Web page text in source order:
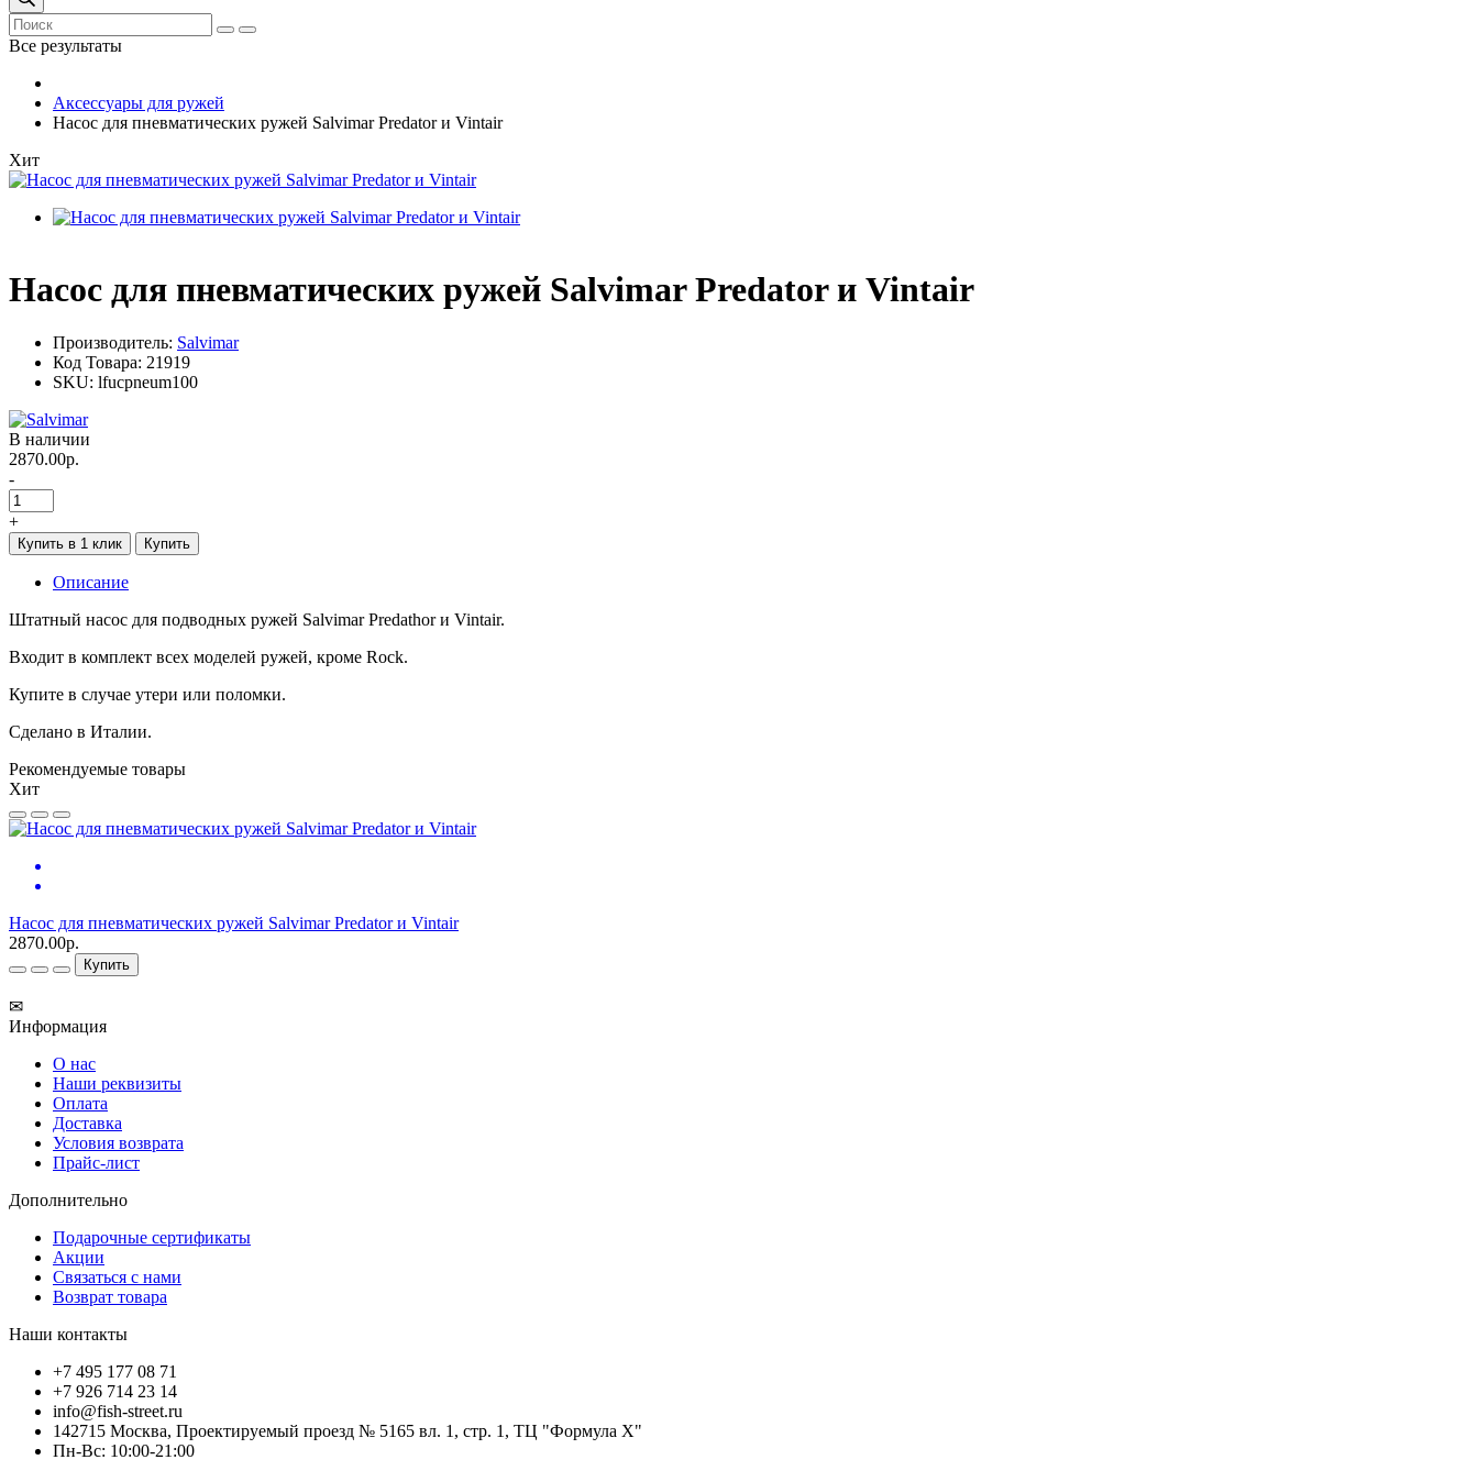
Все результаты
Аксессуары для ружей
Насос для пневматических ружей Salvimar Predator и Vintair
Хит
Насос для пневматических ружей Salvimar Predator и Vintair
Производитель: Salvimar
Код Товара: 21919
SKU: lfucpneum100
В наличии
2870.00р.
-
+
Купить в 1 клик Купить
Описание
Штатный насос для подводных ружей Salvimar Predathor и Vintair.
Входит в комплект всех моделей ружей, кроме Rock.
Купите в случае утери или поломки.
Сделано в Италии.
Рекомендуемые товары
Хит
Насос для пневматических ружей Salvimar Predator и Vintair
2870.00р.
Купить
✉
Информация
О нас
Наши реквизиты
Оплата
Доставка
Условия возврата
Прайс-лист
Дополнительно
Подарочные сертификаты
Акции
Связаться с нами
Возврат товара
Наши контакты
+7 495 177 08 71
+7 926 714 23 14
info@fish-street.ru
142715 Москва, Проектируемый проезд № 5165 вл. 1, стр. 1, ТЦ "Формула X"
Пн-Вс: 10:00-21:00